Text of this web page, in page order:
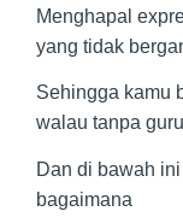
Menghapal
yang tidak
Sehingga kamu
walau tanpa
Dan di bawah
bagaimana